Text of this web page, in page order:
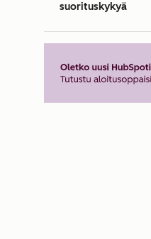
suorituskykyä